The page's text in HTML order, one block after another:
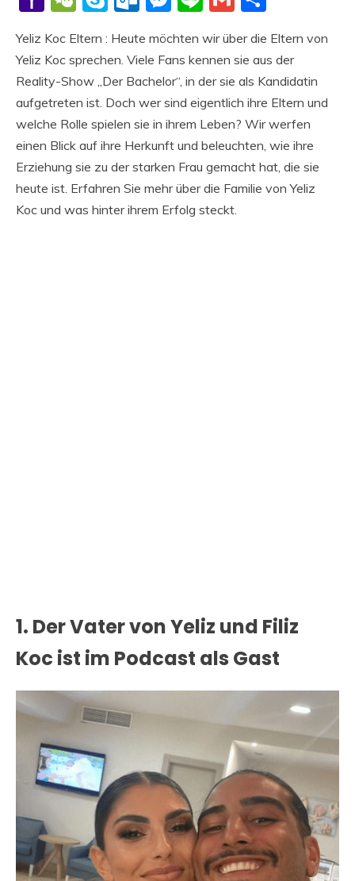
Yeliz Koc Eltern : Heute möchten wir über die Eltern von
Yeliz Koc sprechen. Viele Fans kennen sie aus der
Reality-Show „Der Bachelor“, in der sie als Kandidatin
aufgetreten ist. Doch wer sind eigentlich ihre Eltern und
welche Rolle spielen sie in ihrem Leben? Wir werfen
einen Blick auf ihre Herkunft und beleuchten, wie ihre
Erziehung sie zu der starken Frau gemacht hat, die sie
heute ist. Erfahren Sie mehr über die Familie von Yeliz
Koc und was hinter ihrem Erfolg steckt.
1. Der Vater von Yeliz und Filiz
Koc ist im Podcast als Gast